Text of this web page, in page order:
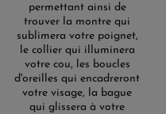
permettant ainsi de
trouver la montre qui
sublimera votre poignet,
le collier qui illuminera
votre cou, les boucles
d'oreilles qui encadreront
votre visage, la bague
qui glissera à votre